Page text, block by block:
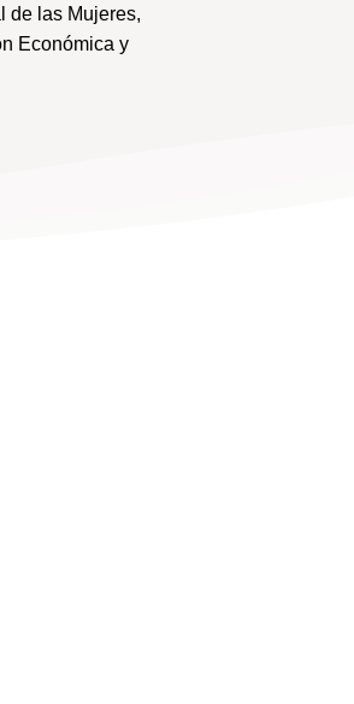
de las Mujeres,
Económica y